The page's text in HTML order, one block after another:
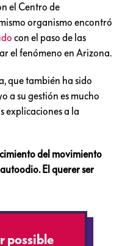
el Centro de
organismo encontró
con el paso de las
el fenómeno en Arizona.
que también ha sido
a su gestión es mucho
explicaciones a la
del movimiento
El querer ser
possible